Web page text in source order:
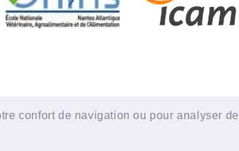
confort de navigation ou pour analyser